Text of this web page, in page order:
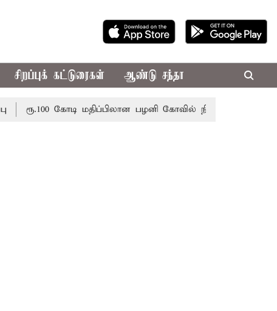
சிறப்புக் கட்டுரைகள் ஆண்டு சந்தா
ரூ.100 கோடி மதிப்பிலான பழனி கோவில் நில மோசடி: கைதானவர்